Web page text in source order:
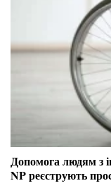
Допомога людям з
NP реєструють